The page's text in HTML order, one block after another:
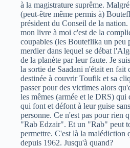
à la magistrature suprême.
(peut-être même permis à)
président du Conseil de la nation.
mon livre à moi c'est de la
coupables (les Bouteflika un peu
merdier dans lequel se débat
de la planète par leur faute. Je
la sortie de Saadani n'était en fait
destinée à couvrir Toufik et sa
passer pour des victimes alors
les mêmes (armée et le DRS)
qui font et défont à leur guise
personne. Ce n'est pas pour rien
"Rab Edzair". Et un "Rab" peut
permettre. C'est là la
depuis 1962. Jusqu'à quand?